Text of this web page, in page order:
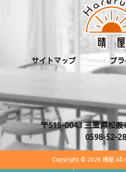
サイトマップ プ
〒515-0043 三重県松阪
0598-52-
Copyright © 2026 晴屋 All